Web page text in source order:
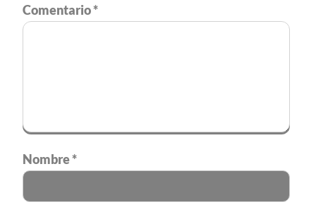
Comentario*
Nombre*